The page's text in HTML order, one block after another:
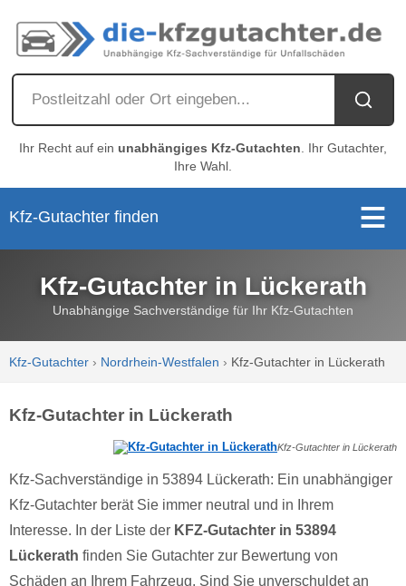
Ihr Recht auf ein unabhängiges Kfz-Gutachten . Ihr Gutachter,
Ihre Wahl.
Kfz-Gutachter finden
Kfz-Gutachter in Lückerath
Unabhängige Sachverständige für Ihr Kfz-Gutachten
Kfz-Gutachter › Nordrhein-Westfalen › Kfz-Gutachter in Lückerath
Kfz-Gutachter in Lückerath
Kfz-Gutachter in Lückerath
Kfz-Sachverständige in 53894 Lückerath: Ein unabhängiger
Kfz-Gutachter berät Sie immer neutral und in Ihrem
Interesse. In der Liste der KFZ-Gutachter in 53894
Lückerath finden Sie Gutachter zur Bewertung von
Schäden an Ihrem Fahrzeug. Sind Sie unverschuldet an